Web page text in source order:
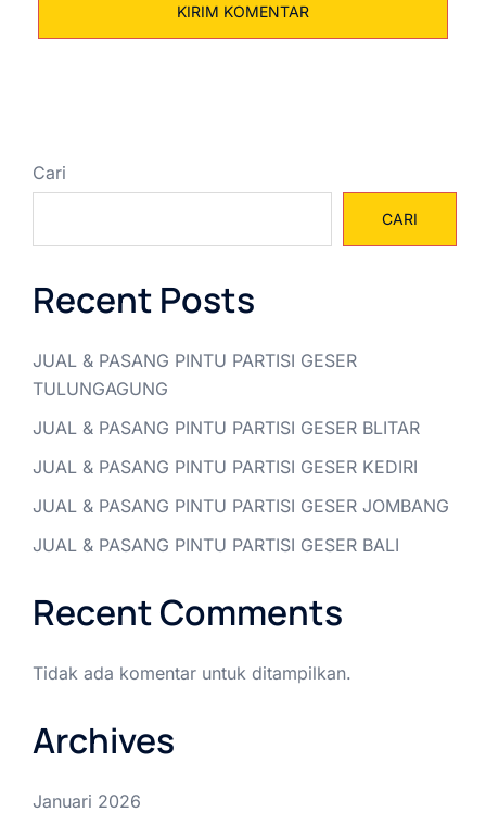
Cari
CARI
Recent Posts
JUAL & PASANG PINTU PARTISI GESER
TULUNGAGUNG
JUAL & PASANG PINTU PARTISI GESER BLITAR
JUAL & PASANG PINTU PARTISI GESER KEDIRI
JUAL & PASANG PINTU PARTISI GESER JOMBANG
JUAL & PASANG PINTU PARTISI GESER BALI
Recent Comments
Tidak ada komentar untuk ditampilkan.
Archives
Januari 2026